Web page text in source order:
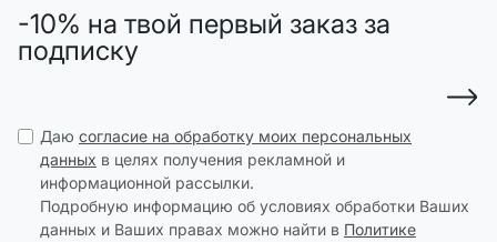
-10% на твой первый заказ за
подписку
Даю согласие на обработку моих персональных
данных в целях получения рекламной и
информационной рассылки.
Подробную информацию об условиях обработки Ваших
данных и Ваших правах можно найти в Политике